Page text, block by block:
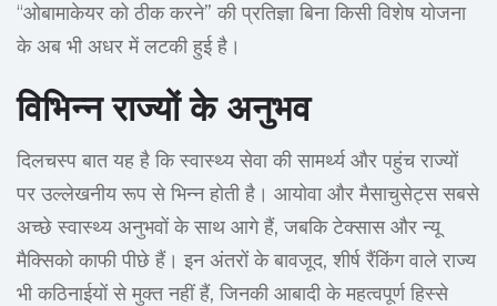
“ओबामाकेयर को ठीक करने” की प्रतिज्ञा बिना किसी विशेष योजना
के अब भी अधर में लटकी हुई है।
विभिन्न राज्यों के अनुभव
दिलचस्प बात यह है कि स्वास्थ्य सेवा की सामर्थ्य और पहुंच राज्यों
पर उल्लेखनीय रूप से भिन्न होती है। आयोवा और मैसाचुसेट्स सबसे
अच्छे स्वास्थ्य अनुभवों के साथ आगे हैं, जबकि टेक्सास और न्यू
मैक्सिको काफी पीछे हैं। इन अंतरों के बावजूद, शीर्ष रैंकिंग वाले राज्य
भी कठिनाईयों से मुक्त नहीं हैं, जिनकी आबादी के महत्वपूर्ण हिस्से